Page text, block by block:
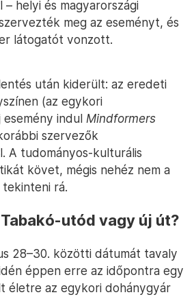
helyi és magyarországi
meg az eseményt, és
látogatót vonzott.
után kiderült: az eredeti
(az egykori
indul Mindformers
szervezők
A tudományos-kulturális
követ, mégis nehéz nem a
rá.
utód vagy új út?
28–30. közötti dátumát tavaly
éppen erre az időpontra egy
életre az egykori dohánygyár